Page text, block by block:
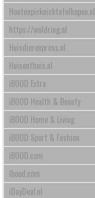
Houtenpicknicktafelkopen.nl
https://woldring.nl
Huisdierexpress.nl
Huisenthuis.nl
iBOOD Extra
iBOOD Health & Beauty
iBOOD Home & Living
iBOOD Sport & Fashion
iBOOD.com
Ibood.com
iDayDeal.nl